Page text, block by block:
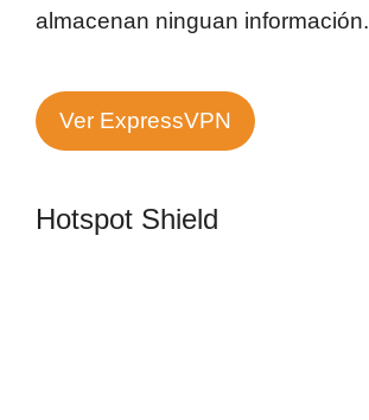
almacenan ninguan información.
Ver ExpressVPN
Hotspot Shield